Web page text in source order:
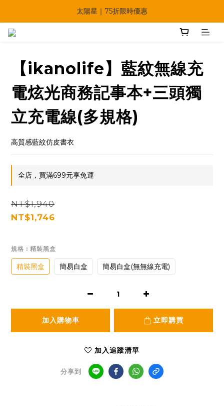
🔥父親節多重優惠一次享！
太陽星｜75折限時優惠
【ikanolife】藍紋無線充
電炫光商務記事本+三頭獨
立充電線(多規格)
高質感藍紋仿皮書衣
全店，買滿699元享免運
NT$1,940
NT$1,746
規格 : 精裝黑盒
精裝黑盒 簡易白盒 簡易白盒(無無線充電)
加入購物車 立即購買
加入追蹤清單
分享到